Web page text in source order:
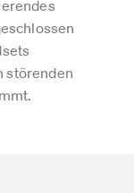
störenden